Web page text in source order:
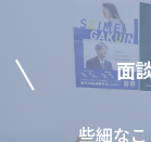
⾯
些細な